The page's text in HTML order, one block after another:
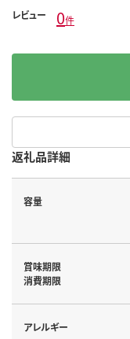
レビュー 0件
返礼品詳細
容量
賞味期限
消費期限
アレルギー